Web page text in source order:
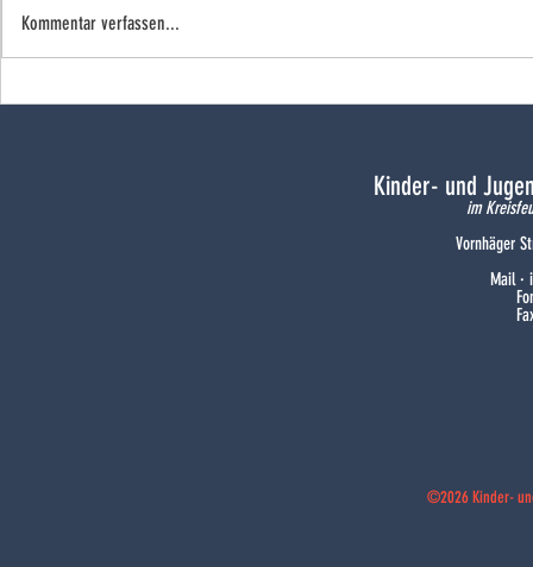
Silberdekoriert und
Kommentar verfassen...
Kinder- und
im
Vornhäger
Mail ·
©2026 Kinder-